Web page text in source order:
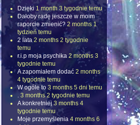
Dzięki 1 month 3 tygodnie temu
Dałoby radę jeszcze w moim
raporcie zmienić? 2 months 1
tydzień temu
2 lata 2 months 2 tygodnie
temu
r.i.p moja psychika 2 months 3
tygodnie temu
A zapomiałem dodać 2 months
4 tygodnie temu
W ogóle to 3 months 5 dni temu
3 months 2 tygodnie temu
A konkretniej 3 months 4
tygodnie temu
Moje przemyślenia 4 months 6